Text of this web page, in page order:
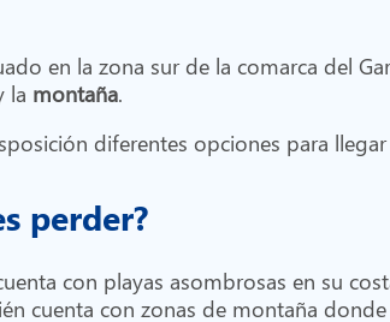
en la zona sur de la comarca del
la montaña.
diferentes opciones para
perder?
con playas asombrosas en su
cuenta con zonas de montaña